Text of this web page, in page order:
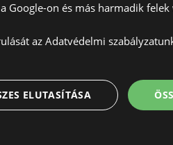
Google-on és más harmadik
az Adatvédelmi
ELUTASÍTÁSA